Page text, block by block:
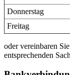
Donnerstag
Freitag
oder vereinbaren
entsprechenden